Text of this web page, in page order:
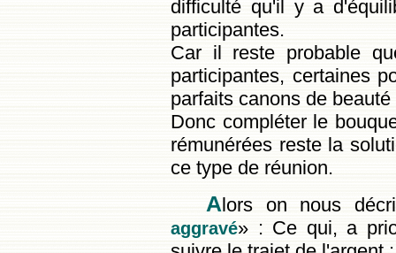
difficulté qu'il y a
participantes.
Car il reste probable
participantes, certaines
parfaits canons de
Donc compléter le
rémunérées reste la
ce type de réunion.
A lors on nous
aggravé» : Ce qui, a